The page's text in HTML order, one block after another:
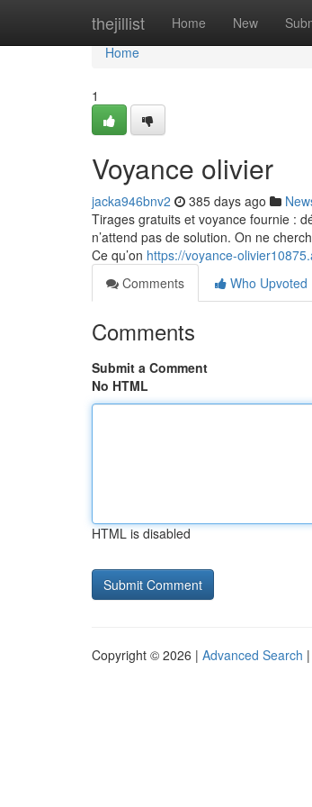
thejillist Home New
Home
Home
1
Voyance olivier
jacka946bnv2 385 days ago
Tirages gratuits et voyance fournie :
n’attend pas de solution. On ne
Ce qu’on https://voyance-
Comments
Who Upvoted
Comments
Submit a Comment
No HTML
HTML is disabled
Copyright © 2026 | Advanced Search |